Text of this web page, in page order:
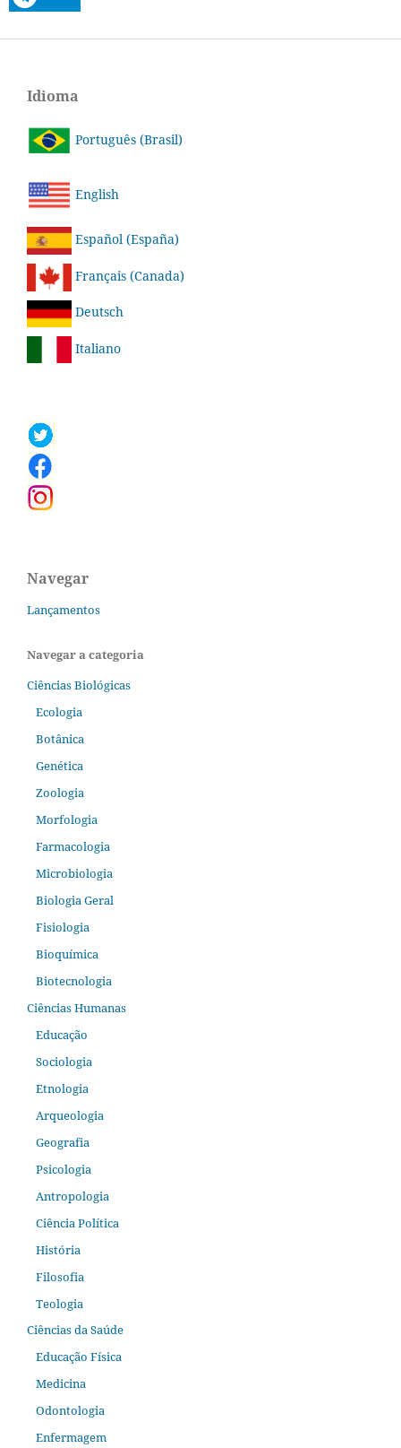
Idioma
Português (Brasil)
English
Español (España)
Français (Canada)
Deutsch
Italiano
Navegar
Lançamentos
Navegar a categoria
Ciências Biológicas
Ecologia
Botânica
Genética
Zoologia
Morfologia
Farmacologia
Microbiologia
Biologia Geral
Fisiologia
Bioquímica
Biotecnologia
Ciências Humanas
Educação
Sociologia
Etnologia
Arqueologia
Geografia
Psicologia
Antropologia
Ciência Política
História
Filosofia
Teologia
Ciências da Saúde
Educação Física
Medicina
Odontologia
Enfermagem